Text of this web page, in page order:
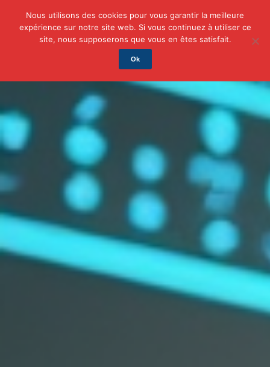
Auto/Moto Business Famille Finance
Nous utilisons des cookies pour vous garantir la meilleure
expérience sur notre site web. Si vous continuez à utiliser ce
site, nous supposerons que vous en êtes satisfait.
Ok